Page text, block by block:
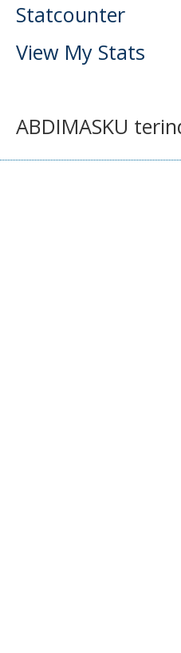
Statcounter
View My Stats
ABDIMASKU